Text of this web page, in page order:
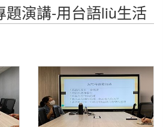
題演講-用台語liù生活